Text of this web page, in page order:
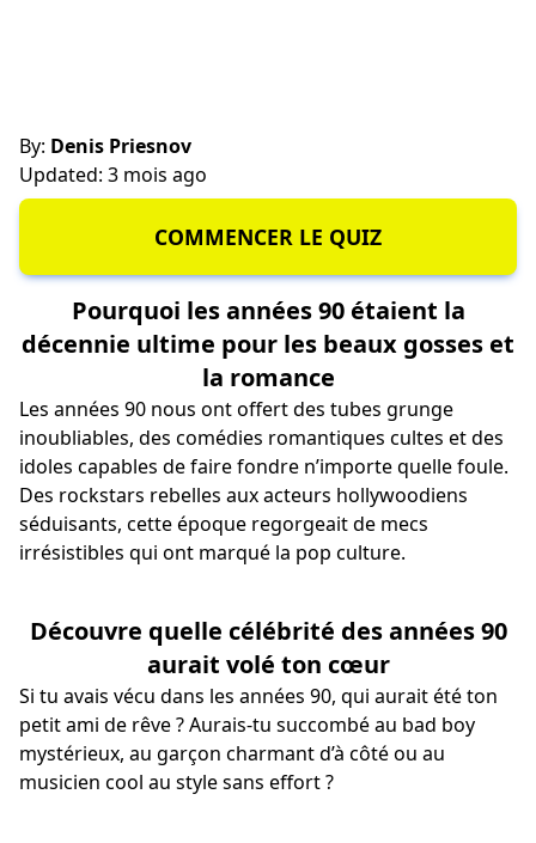
By: Denis Priesnov
Updated: 3 mois ago
COMMENCER LE QUIZ
Pourquoi les années 90 étaient la
décennie ultime pour les beaux gosses et
la romance
Les années 90 nous ont offert des tubes grunge
inoubliables, des comédies romantiques cultes et des
idoles capables de faire fondre n’importe quelle foule.
Des rockstars rebelles aux acteurs hollywoodiens
séduisants, cette époque regorgeait de mecs
irrésistibles qui ont marqué la pop culture.
Découvre quelle célébrité des années 90
aurait volé ton cœur
Si tu avais vécu dans les années 90, qui aurait été ton
petit ami de rêve ? Aurais-tu succombé au bad boy
mystérieux, au garçon charmant d’à côté ou au
musicien cool au style sans effort ?